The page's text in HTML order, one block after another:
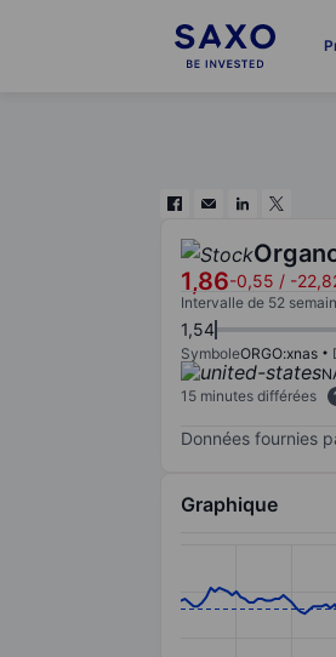
1,86-0,55 / -
Intervalle de 52
1,54
SymboleORGO:xnas
15 minutes différées
Données fournies
Graphique
Line chart with
The chart has 1